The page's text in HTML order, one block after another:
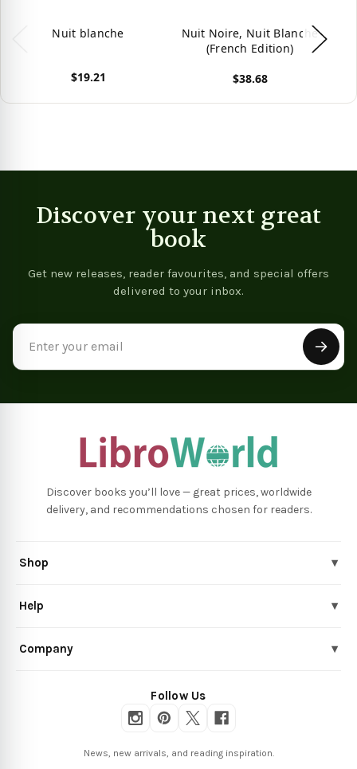
Nuit blanche
$19.21
Nuit Noire, Nuit Blanche
(French Edition)
$38.68
Discover your next great
book
Get new releases, reader favourites, and special offers
delivered to your inbox.
Discover books you’ll love — great prices, worldwide
delivery, and recommendations chosen for readers.
Shop ▾
Help ▾
Company ▾
Follow Us
News, new arrivals, and reading inspiration.